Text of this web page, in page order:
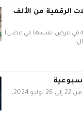
الرقمية من الألف
في فرض نفسها في عصرنا
مع دخولنا إلى الأسبوع من 22 إلى 26 يوليو 2024،